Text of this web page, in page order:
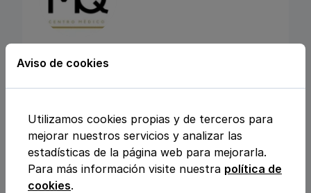
CENTRO MEDICO
MEDICLINIQUE
Calle Julio Rey Pastor nº6, 28702, San
Sebastián de los Reyes, Madrid
Análisis clínicos
Fisioterapia y rehabilitación
Enfermería
Aviso de cookies
Utilizamos cookies propias y de terceros para
mejorar nuestros servicios y analizar las
estadísticas de la página web para mejorarla.
Para más información visite nuestra política de
cookies.